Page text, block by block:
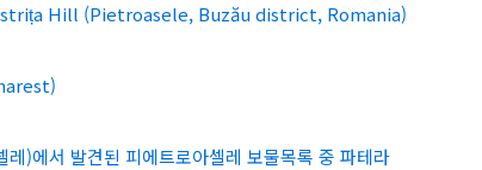
Hill (Pietroasele, Buzău district, Romania)
)에서 발견된 피에트로아셀레 보물목록 중 파테라